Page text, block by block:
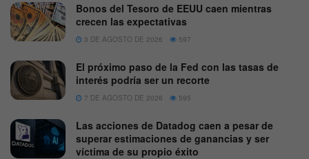
Bonos del Tesoro de EEUU caen mientras
crecen las expectativas
3 DE AGOSTO DE 2026 597
El próximo paso de la Fed con las tasas de
interés podría ser un recorte
7 DE AGOSTO DE 2026 595
Las acciones de Datadog caen a pesar de
superar estimaciones de ganancias y ser
víctima de su propio éxito